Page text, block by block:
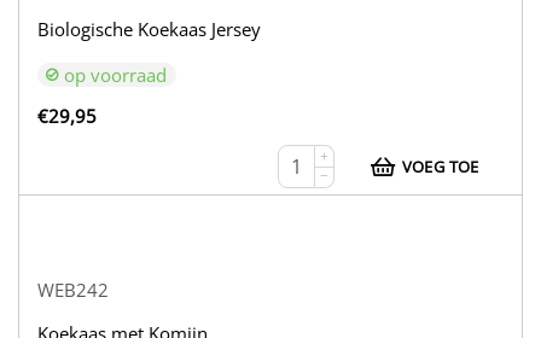
Biologische Koekaas Jersey
op voorraad
€29,95
+
−
VOEG TOE
WEB242